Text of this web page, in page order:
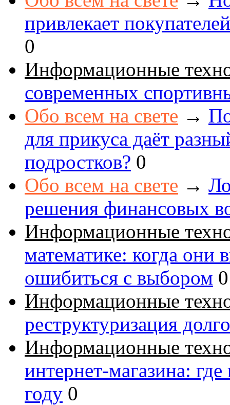
привлекает
0
Информационные
современных
Обо всем на свете →
для прикуса даёт
подростков? 0
Обо всем на свете →
решения финансовых
Информационные
математике: когда они
ошибиться с выбором 0
Информационные
реструктуризация
Информационные
интернет-магазина:
году 0